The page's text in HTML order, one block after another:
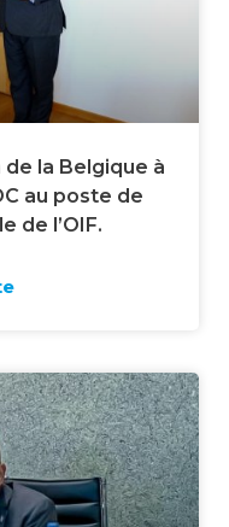
la Belgique à
au poste de
de l’OIF.